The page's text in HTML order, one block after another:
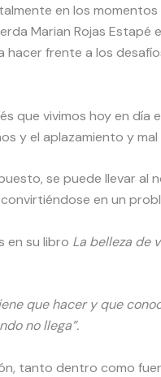
en los
Marian Rojas Estapé
hacer frente a los
que vivimos hoy en
y el aplazamiento y
se puede llevar al
en un
en su libro La belleza de
que hacer y que
no llega”.
tanto dentro como